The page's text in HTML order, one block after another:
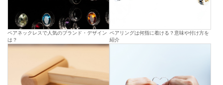
ペアネックレスで人気のブランド・デザイン
は？
ペアリングは何指に着ける？意味や付け方を
紹介